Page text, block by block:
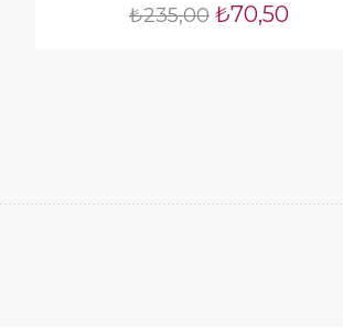
₺235,00 ₺70,50